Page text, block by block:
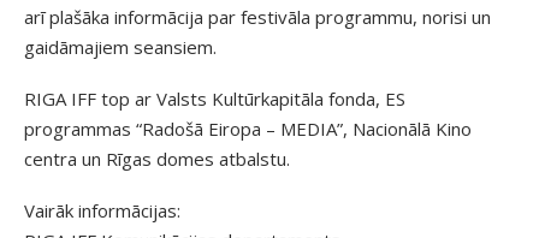
arī plašāka informācija par festivāla programmu, norisi un
gaidāmajiem seansiem.
RIGA IFF top ar Valsts Kultūrkapitāla fonda, ES
programmas “Radošā Eiropa – MEDIA”, Nacionālā Kino
centra un Rīgas domes atbalstu.
Vairāk informācijas: